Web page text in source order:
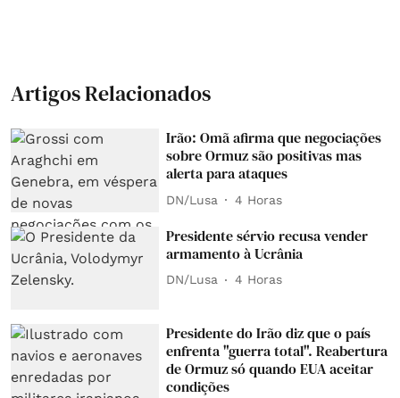
Artigos Relacionados
Irão: Omã afirma que negociações
sobre Ormuz são positivas mas
alerta para ataques
DN/Lusa 4 Horas
Presidente sérvio recusa vender
armamento à Ucrânia
DN/Lusa 4 Horas
Presidente do Irão diz que o país
enfrenta "guerra total". Reabertura
de Ormuz só quando EUA aceitar
condições